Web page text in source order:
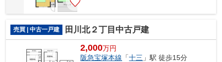
売買 | 中古一戸建 田川北２丁目中古戸建
2,000万円
阪急宝塚本線 「十三 」駅 徒歩15分